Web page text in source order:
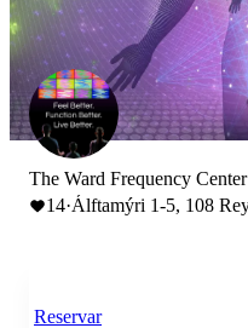
The Ward Frequency Center
14·Álftamýri 1-5, 108
Reservar